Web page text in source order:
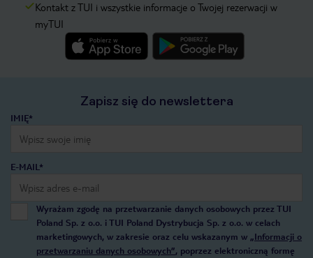
Kontakt z TUI i wszystkie informacje o Twojej rezerwacji w
myTUI
Zapisz się do newslettera
IMIĘ*
E-MAIL*
Wyrażam zgodę na przetwarzanie danych osobowych przez TUI
Poland Sp. z o.o. i TUI Poland Dystrybucja Sp. z o.o. w celach
marketingowych, w zakresie oraz celu wskazanym w „Informacji o
przetwarzaniu danych osobowych”, poprzez elektroniczną formę